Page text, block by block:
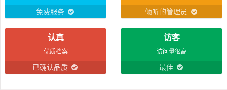
免费服务 倾听的管理员
认真
优质档案
已确认品质
访客
访问量很高
最佳